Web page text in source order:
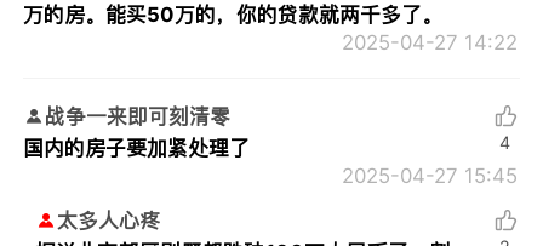
万的房。能买50万的，你的贷款就两千多了。
2025-04-27 14:22
战争一来即可刻清零
国内的房子要加紧处理了
2025-04-27 15:45
4
太多人心疼